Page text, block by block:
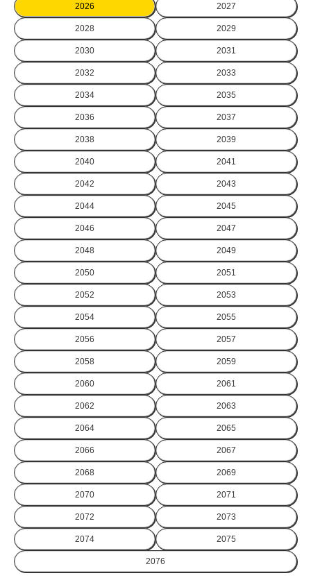
2026 2027
2028 2029
2030 2031
2032 2033
2034 2035
2036 2037
2038 2039
2040 2041
2042 2043
2044 2045
2046 2047
2048 2049
2050 2051
2052 2053
2054 2055
2056 2057
2058 2059
2060 2061
2062 2063
2064 2065
2066 2067
2068 2069
2070 2071
2072 2073
2074 2075
2076